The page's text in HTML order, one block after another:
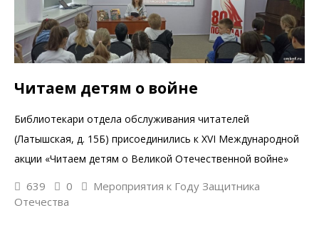
Читаем детям о войне
Библиотекари отдела обслуживания читателей
(Латышская, д. 15Б) присоединились к XVI Международной
акции «Читаем детям о Великой Отечественной войне»
639 0
Мероприятия к Году Защитника
Отечества